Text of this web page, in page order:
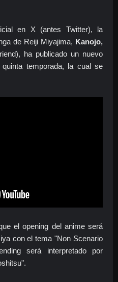
en X (antes Twitter), la
de Reiji Miyajima, Kanojo,
ha publicado un nuevo
temporada, la cual se
el opening del anime será
con el tema "Non Scenario
será interpretado por